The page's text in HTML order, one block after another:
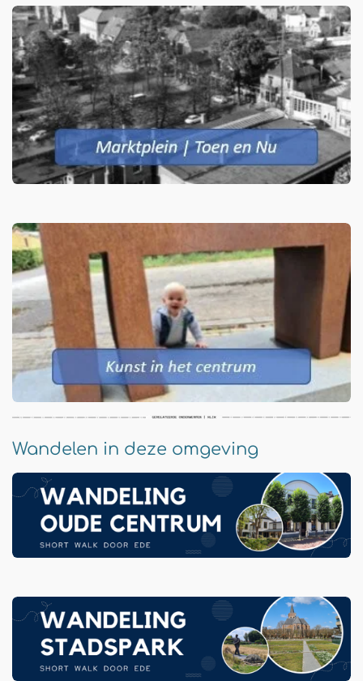
Wandelen in deze omgeving